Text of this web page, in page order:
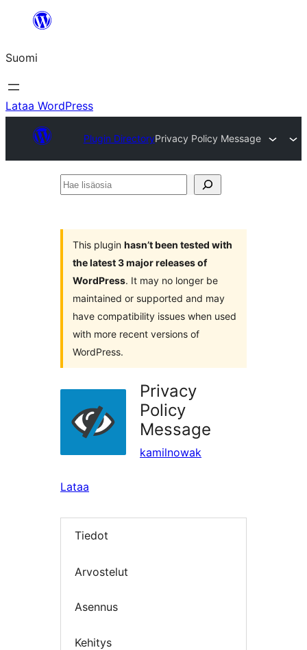
Suomi
Lataa WordPress
Plugin DirectoryPrivacy Policy Message
Hae
This plugin hasn’t been tested with
the latest 3 major releases of
WordPress. It may no longer be
maintained or supported and may
have compatibility issues when used
with more recent versions of
WordPress.
Privacy
Policy
Message
kamilnowak
Lataa
Tiedot
Arvostelut
Asennus
Kehitys